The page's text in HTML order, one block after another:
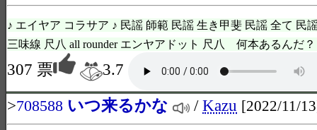
♪ エイヤア コラサア ♪ 民謡 師範 民謡 生き甲斐 民謡 全て 民
三味線 尺八 all rounder エンヤアドット 尺八 何本あるんだ？
307 票
3.7
>708588 いつ来るかな /Kazu [2022/11/